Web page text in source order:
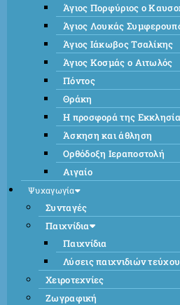
Άγιος Πορφύριος ο
Άγιος Λουκάς
Άγιος Ιάκωβος Τσαλίκης
Άγιος Κοσμάς ο Αιτωλός
Πόντος
Θράκη
Η προσφορά της
Άσκηση και άθληση
Ορθόδοξη Ιεραποστολή
Αιγαίο
Ψυχαγωγία
Συνταγές
Παιχνίδια
Παιχνίδια
Λύσεις παιχνιδιών
Χειροτεχνίες
Ζωγραφική